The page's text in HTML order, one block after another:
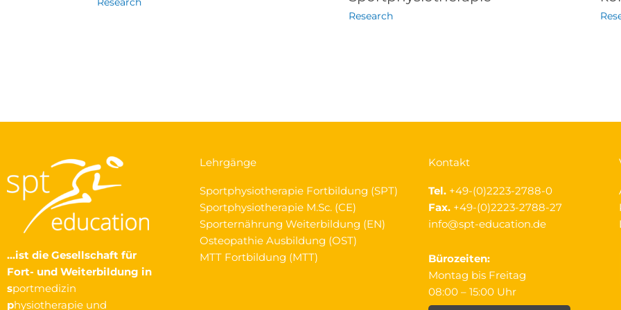
Research
…ist die Gesellschaft für
Fort- und Weiterbildung in
sportmedizin
physiotherapie und
Lehrgänge
Sportphysiotherapie Fortbildung (SPT)
Sportphysiotherapie M.Sc. (CE)
Sporternährung Weiterbildung (EN)
Osteopathie Ausbildung (OST)
MTT Fortbildung (MTT)
Kontakt
Tel. +49-(0)2223-2788-0
Fax. +49-(0)2223-2788-27
info@spt-education.de
Bürozeiten:
Montag bis Freitag
08:00 – 15:00 Uhr